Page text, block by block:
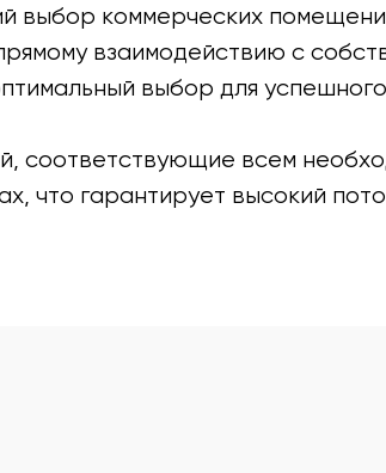
выбор коммерческих
взаимодействию с
выбор для
соответствующие всем
что гарантирует высокий